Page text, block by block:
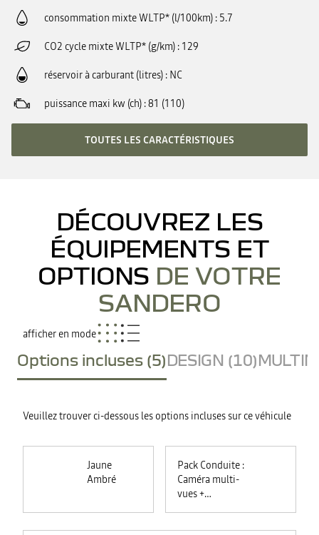
consommation mixte WLTP* (l/100km) 5.7
CO2 cycle mixte WLTP* (g/km) 129
réservoir à carburant (litres) NC
puissance maxi kw (ch) 81 (110)
TOUTES LES CARACTÉRISTIQUES
DÉCOUVREZ LES
ÉQUIPEMENTS ET
OPTIONS DE VOTRE
SANDERO
afficher en mode
Options incluses (5)DESIGN (10)
Veuillez trouver ci-dessous les options incluses sur ce véhicule
Jaune
Ambré
Pack Conduite :
Caméra multi-
vues +